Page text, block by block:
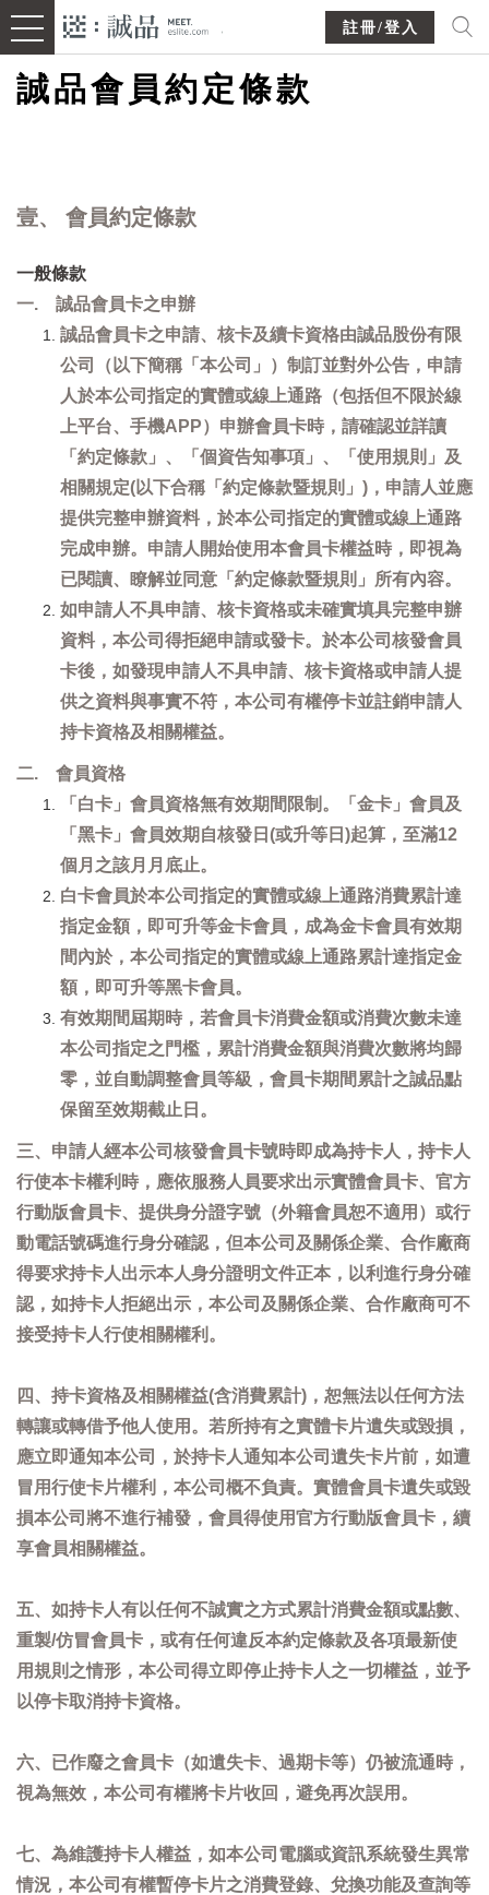
註冊/登入
誠品會員約定條款
壹、 會員約定條款
一般條款
一. 誠品會員卡之申辦
誠品會員卡之申請、核卡及續卡資格由誠品股份有限
公司（以下簡稱「本公司」）制訂並對外公告，申請
人於本公司指定的實體或線上通路（包括但不限於線
上平台、手機APP）申辦會員卡時，請確認並詳讀
「約定條款」、「個資告知事項」、「使用規則」及
相關規定(以下合稱「約定條款暨規則」)，申請人並應
提供完整申辦資料，於本公司指定的實體或線上通路
完成申辦。申請人開始使用本會員卡權益時，即視為
已閱讀、瞭解並同意「約定條款暨規則」所有內容。
如申請人不具申請、核卡資格或未確實填具完整申辦
資料，本公司得拒絕申請或發卡。於本公司核發會員
卡後，如發現申請人不具申請、核卡資格或申請人提
供之資料與事實不符，本公司有權停卡並註銷申請人
持卡資格及相關權益。
二. 會員資格
「白卡」會員資格無有效期間限制。「金卡」會員及
「黑卡」會員效期自核發日(或升等日)起算，至滿12
個月之該月月底止。
白卡會員於本公司指定的實體或線上通路消費累計達
指定金額，即可升等金卡會員，成為金卡會員有效期
間內於，本公司指定的實體或線上通路累計達指定金
額，即可升等黑卡會員。
有效期間屆期時，若會員卡消費金額或消費次數未達
本公司指定之門檻，累計消費金額與消費次數將均歸
零，並自動調整會員等級，會員卡期間累計之誠品點
保留至效期截止日。
三、申請人經本公司核發會員卡號時即成為持卡人，持卡人
行使本卡權利時，應依服務人員要求出示實體會員卡、官方
行動版會員卡、提供身分證字號（外籍會員恕不適用）或行
動電話號碼進行身分確認，但本公司及關係企業、合作廠商
得要求持卡人出示本人身分證明文件正本，以利進行身分確
認，如持卡人拒絕出示，本公司及關係企業、合作廠商可不
接受持卡人行使相關權利。
四、持卡資格及相關權益(含消費累計)，恕無法以任何方法
轉讓或轉借予他人使用。若所持有之實體卡片遺失或毀損，
應立即通知本公司，於持卡人通知本公司遺失卡片前，如遭
冒用行使卡片權利，本公司概不負責。實體會員卡遺失或毀
損本公司將不進行補發，會員得使用官方行動版會員卡，續
享會員相關權益。
五、如持卡人有以任何不誠實之方式累計消費金額或點數、
重製/仿冒會員卡，或有任何違反本約定條款及各項最新使
用規則之情形，本公司得立即停止持卡人之一切權益，並予
以停卡取消持卡資格。
六、已作廢之會員卡（如遺失卡、過期卡等）仍被流通時，
視為無效，本公司有權將卡片收回，避免再次誤用。
七、為維護持卡人權益，如本公司電腦或資訊系統發生異常
情況，本公司有權暫停卡片之消費登錄、兌換功能及查詢等